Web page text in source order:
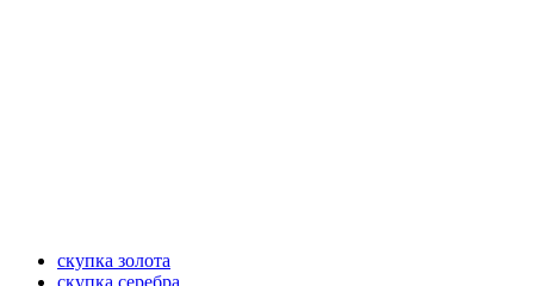
скупка золота
скупка серебра